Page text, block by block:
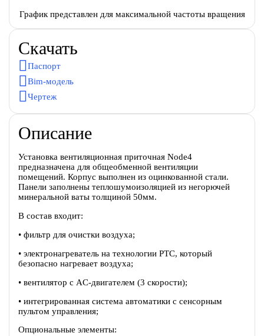
График представлен для максимальной частоты вращения
Скачать
Паспорт
Bim-модель
Чертеж
Описание
Установка вентиляционная приточная Node4
предназначена для общеобменной вентиляции
помещений. Корпус выполнен из оцинкованной стали.
Панели заполнены теплошумоизоляцией из негорючей
минеральной ваты толщиной 50мм.
В состав входит:
• фильтр для очистки воздуха;
• электронагреватель на технологии PTC, который
безопасно нагревает воздуха;
• вентилятор с AC-двигателем (3 скорости);
• интегрированная система автоматики с сенсорным
пультом управления;
Опциональные элементы: